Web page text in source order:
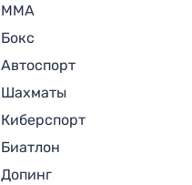
MMA
Бокс
Автоспорт
Шахматы
Киберспорт
Биатлон
Допинг